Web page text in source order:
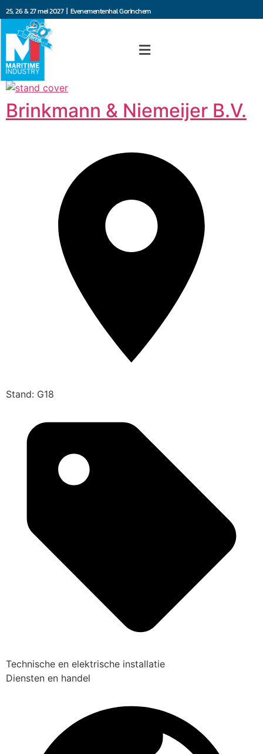
25, 26 & 27 mei 2027 | Evenementenhal Gorinchem
Brinkmann & Niemeijer B.V.
Stand: G18
Technische en elektrische installatie
Diensten en handel